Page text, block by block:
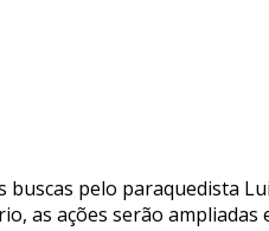
pelo paraquedista
as ações serão ampliadas